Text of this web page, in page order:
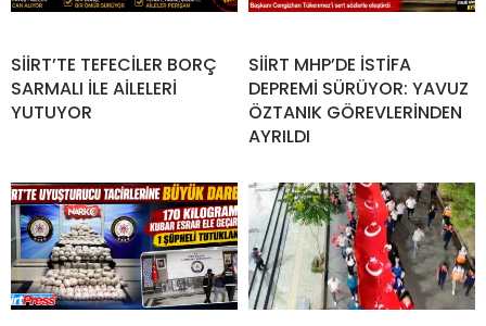
SİİRT’TE TEFECİLER BORÇ
SARMALI İLE AİLELERİ
YUTUYOR
SİİRT MHP’DE İSTİFA
DEPREMİ SÜRÜYOR: YAVUZ
ÖZTANIK GÖREVLERİNDEN
AYRILDI